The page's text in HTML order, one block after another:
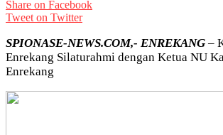
Share on Facebook
Tweet on Twitter
SPIONASE-NEWS.COM,- ENREKANG –
Enrekang Silaturahmi dengan Ketua NU
Enrekang